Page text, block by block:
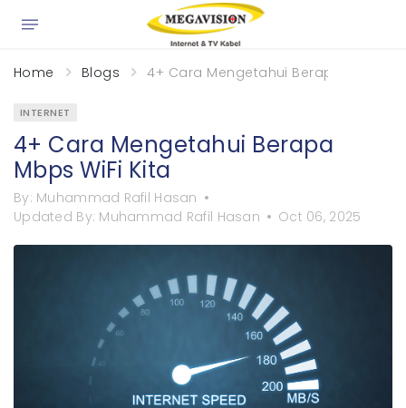
Home Blogs 4+ Cara Mengetahui Berapa Mbps
INTERNET
4+ Cara Mengetahui Berapa
Mbps WiFi Kita
By: Muhammad Rafil Hasan
Updated By: Muhammad Rafil Hasan Oct 06, 2025